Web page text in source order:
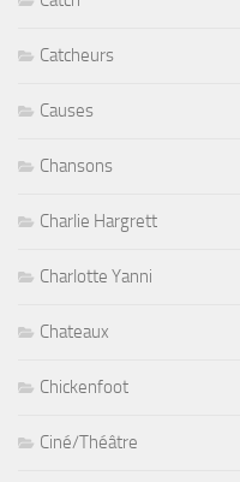
Catcheurs
Causes
Chansons
Charlie Hargrett
Charlotte Yanni
Chateaux
Chickenfoot
Ciné/Théâtre